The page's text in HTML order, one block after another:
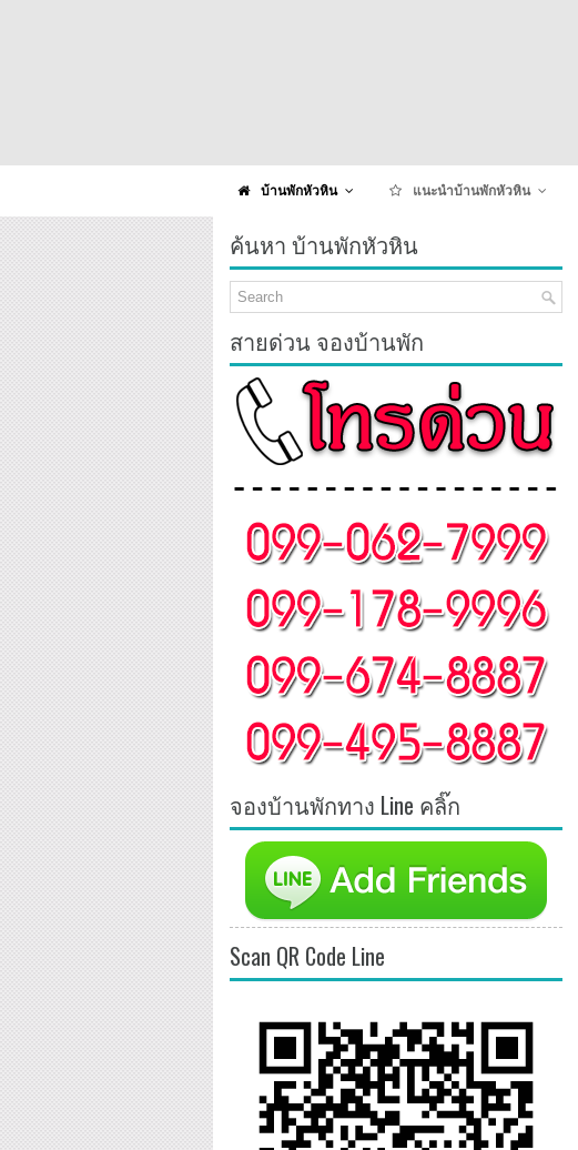
บ้านพักหัวหิน แนะนำบ้านพักหัวหิน
ค้นหา บ้านพักหัวหิน
สายด่วน จองบ้านพัก
จองบ้านพักทาง Line คลิ๊ก
Scan QR Code Line